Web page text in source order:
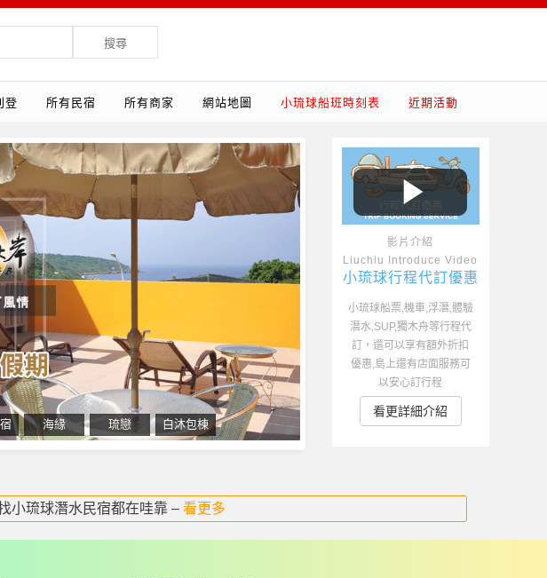
搜尋
登 所有民宿 所有商家 網站地圖 小琉球船班時刻表 近期活動
影片介紹
Liuchiu Introduce Video
小琉球行程代訂優惠
小琉球船票,機車,浮潛,體驗
潛水,SUP,獨木舟等行程代
訂，還可以享有額外折扣
優惠,島上還有店面服務可
以安心訂行程
看更詳細介紹
海緣 琉戀 白沐包棟
！ –看更多